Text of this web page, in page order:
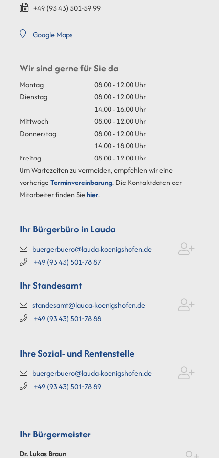
+49 (9343) 501-5999
Google Maps
Wir sind gerne für Sie da
Montag
08.00 - 12.00 Uhr
Dienstag
08.00 - 12.00 Uhr
14.00 - 16.00 Uhr
Mittwoch
08.00 - 12.00 Uhr
Donnerstag
08.00 - 12.00 Uhr
14.00 - 18.00 Uhr
Freitag
08.00 - 12.00 Uhr
Um Wartezeiten zu vermeiden, empfehlen wir eine
vorherigeTerminvereinbarung. Die Kontaktdaten der
Mitarbeiter finden Siehier.
Ihr Bürgerbüro in Lauda
buergerbuero@lauda-koenigshofen.de
+49 (9343) 501-7887
Ihr Standesamt
standesamt@lauda-koenigshofen.de
+49 (9343) 501-7888
Ihre Sozial- und Rentenstelle
buergerbuero@lauda-koenigshofen.de
+49 (9343) 501-7889
Ihr Bürgermeister
Dr. LukasBraun